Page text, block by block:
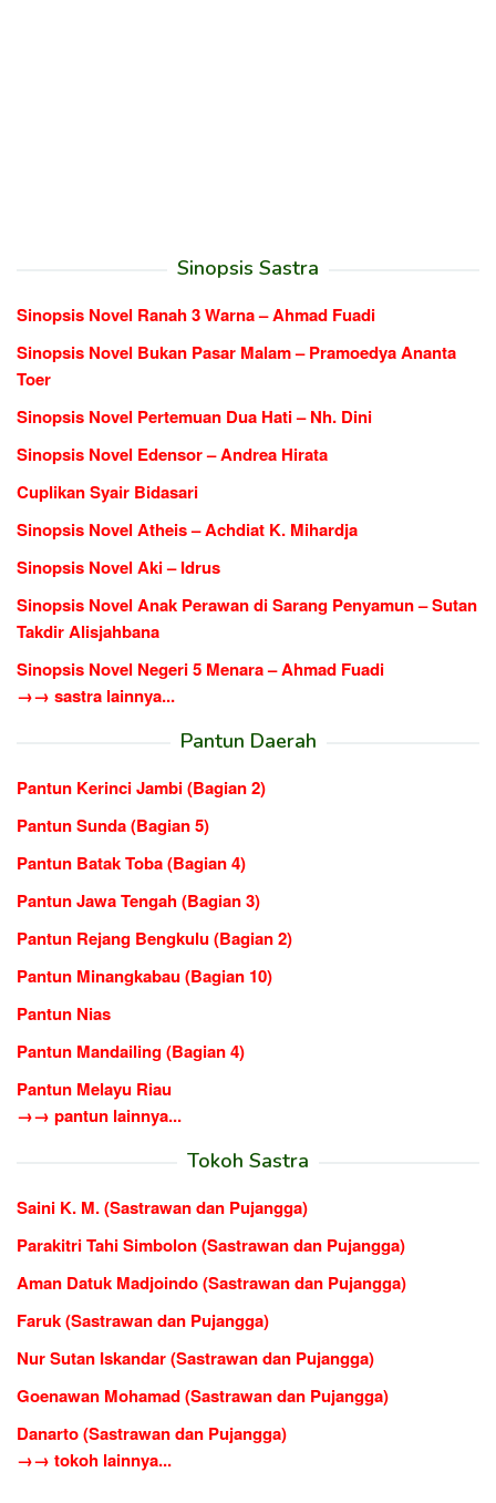
Sinopsis Sastra
Sinopsis Novel Ranah 3 Warna – Ahmad Fuadi
Sinopsis Novel Bukan Pasar Malam – Pramoedya Ananta
Toer
Sinopsis Novel Pertemuan Dua Hati – Nh. Dini
Sinopsis Novel Edensor – Andrea Hirata
Cuplikan Syair Bidasari
Sinopsis Novel Atheis – Achdiat K. Mihardja
Sinopsis Novel Aki – Idrus
Sinopsis Novel Anak Perawan di Sarang Penyamun – Sutan
Takdir Alisjahbana
Sinopsis Novel Negeri 5 Menara – Ahmad Fuadi
→→ sastra lainnya...
Pantun Daerah
Pantun Kerinci Jambi (Bagian 2)
Pantun Sunda (Bagian 5)
Pantun Batak Toba (Bagian 4)
Pantun Jawa Tengah (Bagian 3)
Pantun Rejang Bengkulu (Bagian 2)
Pantun Minangkabau (Bagian 10)
Pantun Nias
Pantun Mandailing (Bagian 4)
Pantun Melayu Riau
→→ pantun lainnya...
Tokoh Sastra
Saini K. M. (Sastrawan dan Pujangga)
Parakitri Tahi Simbolon (Sastrawan dan Pujangga)
Aman Datuk Madjoindo (Sastrawan dan Pujangga)
Faruk (Sastrawan dan Pujangga)
Nur Sutan Iskandar (Sastrawan dan Pujangga)
Goenawan Mohamad (Sastrawan dan Pujangga)
Danarto (Sastrawan dan Pujangga)
→→ tokoh lainnya...